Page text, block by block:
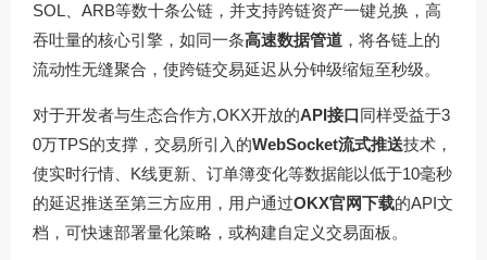
SOL、ARB等数十条公链，并支持跨链资产一键兑换，高
吞吐量的核心引擎，如同一条高速数据管道 ，将各链上的
流动性无缝聚合，使跨链交易延迟从分钟级缩短至秒级。
对于开发者与生态合作方,OKX开放的API接口同样受益于3
0万TPS的支撑，交易所引入的WebSocket流式推送技术，
使实时行情、K线更新、订单簿变化等数据能以低于10毫秒
的延迟推送至第三方应用，用户通过OKX官网下载的API文
档，可快速部署量化策略，或构建自定义交易面板。